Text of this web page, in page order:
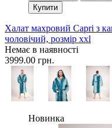
Купити
Халат махровий Сapri з
чоловічий, розмір xxl
Немає в наявності
3999.00 грн.
Новинка